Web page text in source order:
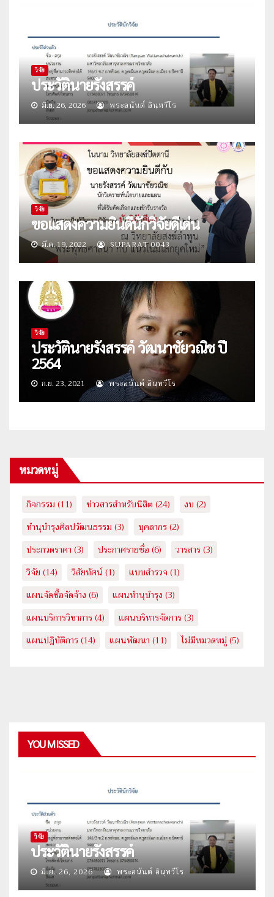
วิจัย
ประวัตินายรังสรรค์
มิ.ย. 26, 2026 พระอนันต์ อินฺทวีโร
วิจัย
ขอแสดงความยินดีนักวิจัยดีเด่น
มี.ค. 19, 2022 SUPARAT 0043
วิจัย
ประวัตินายรังสรรค์ วัฒนาชัยวณิช ปี
2564
ก.ย. 23, 2021 พระอนันต์ อินฺทวีโร
หมวดหมู่
กิจกรรม (11) ข่าวสารสำหรับนิสิต (24) งบ (2)
ทำนุบำรุงศิลปวัฒนธรรม (3) บุคลากร(2)
ประกวดราคา (3) ประกาศรายชื่อ (6) วารสาร(3)
วิจัย (14) วิสัยทัศน์(1) แบบสำรวจ (1)
แผนจัดซื้อจัดจ้าง (6) แผนทำนุบำรุง (3)
แผนบริการวิชาการ(4) แผนบริหารจัดการ(3)
แผนปฎิบัติการ(14) แผนพัฒนา (11) ไม่มีหมวดหมู่(5)
YOU MISSED
วิจัย
ประวัตินายรังสรรค์
มิ.ย. 26, 2026 พระอนันต์ อินฺทวีโร